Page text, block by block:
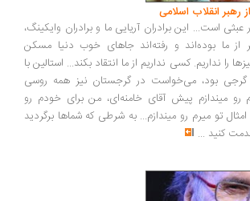
رهبر انقلاب اسلامی
است... این برادران آریایی ما و برادران وایکینگ،
از ما بوده‌اند و رفته‌اند جاهای خوب دنیا مسکن
را نداریم. کسی نداریم از ما انتقاد بکند... استالین با
بود، می‌خواست در گرجستان نیز همه روسی
رو میندازم پیش آقای خامنه‌ای، من برای خودم رو
امثال تو میرم رو میندازم... به شرطی که شماها برگردید
کنید ...